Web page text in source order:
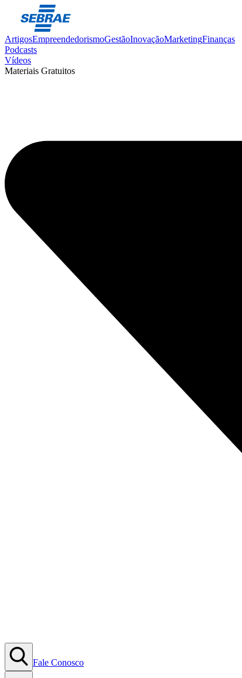
ArtigosEmpreendedorismoGestãoInovaçãoMarketingFinanças
Podcasts
Vídeos
Materiais Gratuitos
Fale Conosco